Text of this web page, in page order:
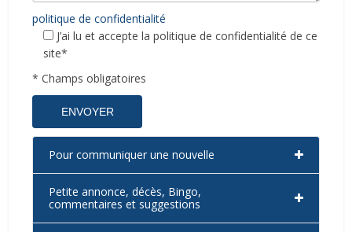
politique de confidentialité
J’ai lu et accepte la politique de confidentialité de ce
site*
* Champs obligatoires
Pour communiquer une nouvelle
Petite annonce, décès, Bingo,
commentaires et suggestions